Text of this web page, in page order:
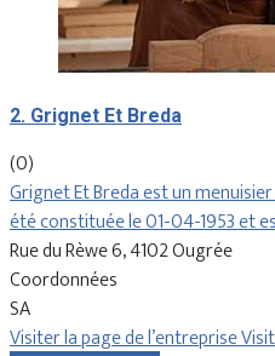
2. Grignet Et Breda
(0)
Grignet Et Breda est un
été constituée le 01-04-1953 et
Rue du Rèwe 6, 4102 Ougrée
Coordonnées
SA
Visiter la page de l’entreprise